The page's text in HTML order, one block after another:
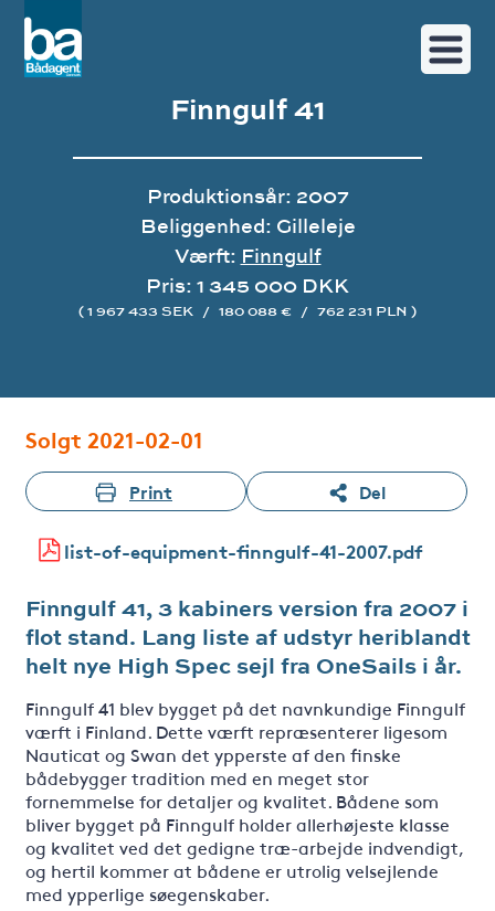
Finngulf 41
Produktionsår: 2007
Beliggenhed: Gilleleje
Værft: Finngulf
Pris: 1 345 000 DKK
( 1 967 433 SEK / 180 088 € / 762 231 PLN )
Solgt 2021-02-01
Print Del
list-of-equipment-finngulf-41-2007.pdf
Finngulf 41, 3 kabiners version fra 2007 i
flot stand. Lang liste af udstyr heriblandt
helt nye High Spec sejl fra OneSails i år.
Finngulf 41 blev bygget på det navnkundige Finngulf
værft i Finland. Dette værft repræsenterer ligesom
Nauticat og Swan det ypperste af den finske
bådebygger tradition med en meget stor
fornemmelse for detaljer og kvalitet. Bådene som
bliver bygget på Finngulf holder allerhøjeste klasse
og kvalitet ved det gedigne træ-arbejde indvendigt,
og hertil kommer at bådene er utrolig velsejlende
med ypperlige søegenskaber.